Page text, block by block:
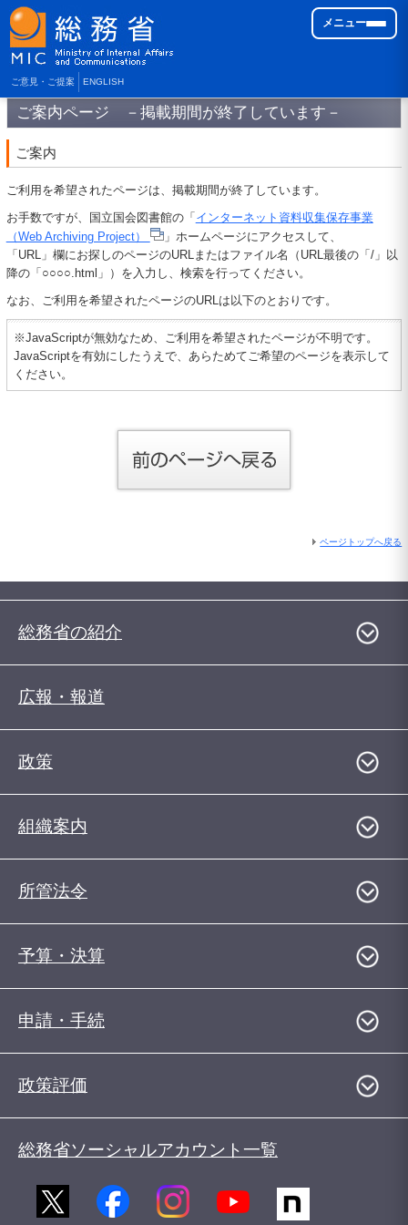
ご意見・ご提案 ENGLISH
メニュー
ご案内ページ －掲載期間が終了しています－
ご案内
ご利用を希望されたページは、掲載期間が終了しています。
お手数ですが、国立国会図書館の「 インターネット資料収集保存事業
（Web Archiving Project）
」ホームページにアクセスして、
「URL」欄にお探しのページのURLまたはファイル名（URL最後の「/」以
降の「○○○○.html」）を入力し、検索を行ってください。
なお、ご利用を希望されたページのURLは以下のとおりです。
※JavaScriptが無効なため、ご利用を希望されたページが不明です。
JavaScriptを有効にしたうえで、あらためてご希望のページを表示して
ください。
ページトップへ戻る
総務省の紹介
広報・報道
政策
組織案内
所管法令
予算・決算
申請・手続
政策評価
総務省ソーシャルアカウント一覧